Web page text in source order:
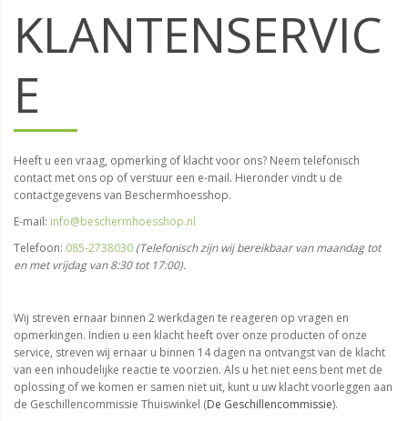
KLANTENSERVIC
E
Heeft u een vraag, opmerking of klacht voor ons? Neem telefonisch
contact met ons op of verstuur een e-mail. Hieronder vindt u de
contactgegevens van Beschermhoesshop.
E-mail: info@beschermhoesshop.nl
Telefoon: 085-2738030 (Telefonisch zijn wij bereikbaar van maandag tot
en met vrijdag van 8:30 tot 17:00).
Wij streven ernaar binnen 2 werkdagen te reageren op vragen en
opmerkingen. Indien u een klacht heeft over onze producten of onze
service, streven wij ernaar u binnen 14 dagen na ontvangst van de klacht
van een inhoudelijke reactie te voorzien. Als u het niet eens bent met de
oplossing of we komen er samen niet uit, kunt u uw klacht voorleggen aan
de Geschillencommissie Thuiswinkel (De Geschillencommissie).